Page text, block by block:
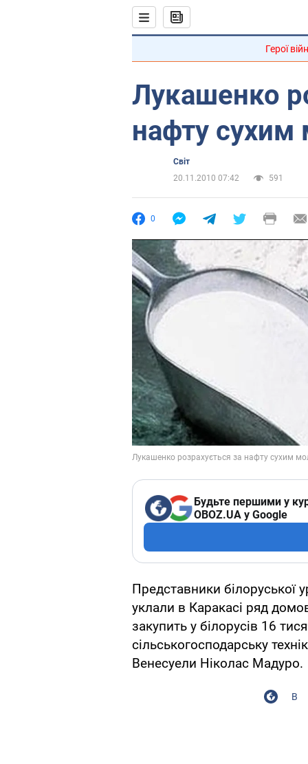
Герої
Лукашенко
нафту
Світ
20.11.2010 07:42
591
0
Будьте першими у
OBOZ.UA у Google
Представники білоруської
уклали в Каракасі ряд
закупить у білорусів 16
сільськогосподарську
Венесуели Ніколас Мадуро.